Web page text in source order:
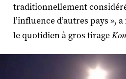
traditionnellement
l’influence d’autres pays »,
le quotidien à gros tirage